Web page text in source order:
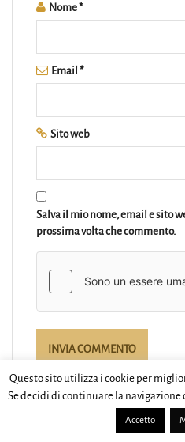
Nome*
Email *
Sito web
Salva il mio nome, email e sito
prossima volta che commento.
Questo sito utilizza i cookie per
Se decidi di continuare la
Accetto